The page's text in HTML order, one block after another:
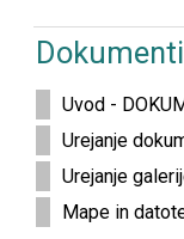
Uvod -
Urejanje
Urejanje
Mape in